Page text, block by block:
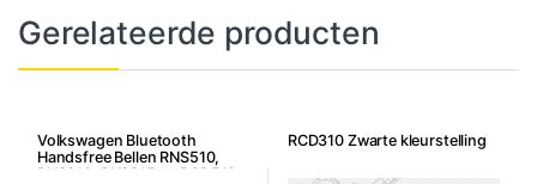
Gerelateerde producten
Volkswagen Bluetooth
Handsfree Bellen RNS510,
RNS310, RNS315 en RCD510 –
RCD310 Zwarte kleurstelling